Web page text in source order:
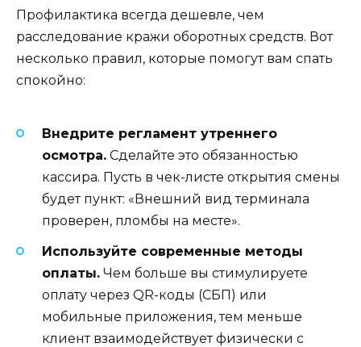
Профилактика всегда дешевле, чем
расследование кражи оборотных средств. Вот
несколько правил, которые помогут вам спать
спокойно:
Внедрите регламент утреннего
осмотра. Сделайте это обязанностью
кассира. Пусть в чек-листе открытия смены
будет пункт: «Внешний вид терминала
проверен, пломбы на месте».
Используйте современные методы
оплаты. Чем больше вы стимулируете
оплату через QR-коды (СБП) или
мобильные приложения, тем меньше
клиент взаимодействует физически с